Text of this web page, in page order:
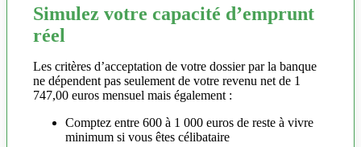
Simulez votre capacité d’emprunt
réel
Les critères d’acceptation de votre dossier par la banque
ne dépendent pas seulement de votre revenu net de 1
747,00 euros mensuel mais également :
Comptez entre 600 à 1 000 euros de reste à vivre
minimum si vous êtes célibataire